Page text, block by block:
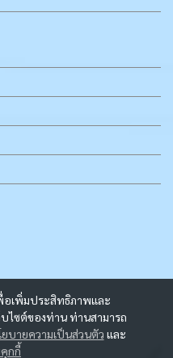
อเพิ่มประสิทธิภาพและ
ไซต์ของท่าน ท่านสามารถ
ยบายความเป็นส่วนตัว และ
กกี้